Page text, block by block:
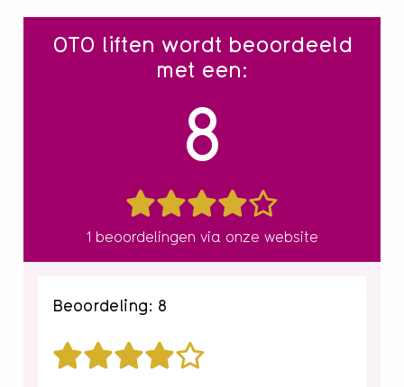
OTO liften wordt beoordeeld
met een:
8
1 beoordelingen via onze website
Beoordeling: 8